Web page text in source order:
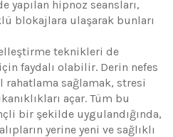
yapılan hipnoz seansları,
blokajlara ulaşarak bunları
teknikleri de
faydalı olabilir. Derin nefes
rahatlama sağlamak, stresi
açar. Tüm bu
bir şekilde uygulandığında,
yerine yeni ve sağlıklı